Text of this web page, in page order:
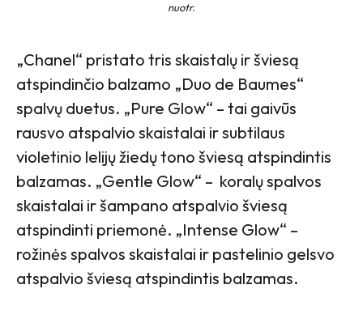
nuotr.
„Chanel“ pristato tris skaistalų ir šviesą
atspindinčio balzamo „Duo de Baumes“
spalvų duetus. „Pure Glow“ – tai gaivūs
rausvo atspalvio skaistalai ir subtilaus
violetinio lelijų žiedų tono šviesą atspindintis
balzamas. „Gentle Glow“ – koralų spalvos
skaistalai ir šampano atspalvio šviesą
atspindinti priemonė. „Intense Glow“ –
rožinės spalvos skaistalai ir pastelinio gelsvo
atspalvio šviesą atspindintis balzamas.